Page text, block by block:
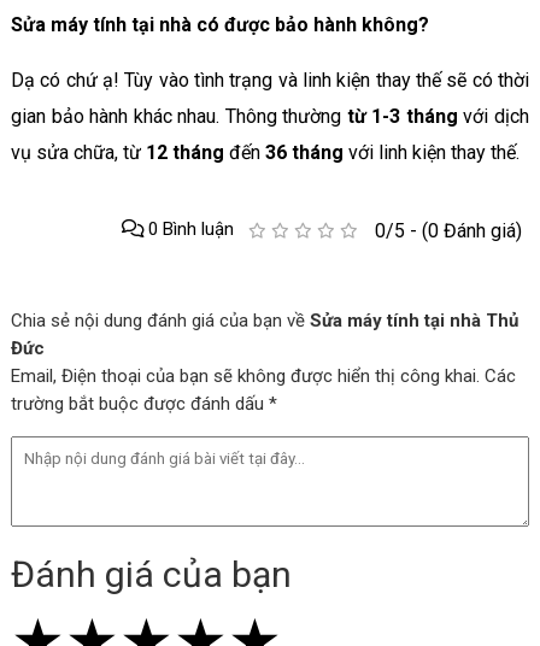
Sửa máy tính tại nhà có được bảo hành không?
Dạ có chứ ạ! Tùy vào tình trạng và linh kiện thay thế sẽ có thời
gian bảo hành khác nhau. Thông thường từ 1-3 tháng với dịch
vụ sửa chữa, từ 12 tháng đến 36 tháng với linh kiện thay thế.
0/5 - (0 Đánh giá)
0 Bình luận
Chia sẻ nội dung đánh giá của bạn về Sửa máy tính tại nhà Thủ
Đức
Email, Điện thoại của bạn sẽ không được hiển thị công khai. Các
trường bắt buộc được đánh dấu *
Đánh giá của bạn